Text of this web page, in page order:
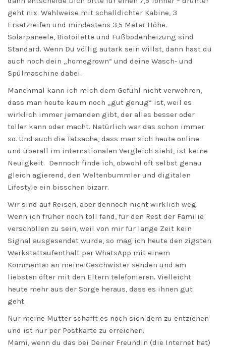
geht nix. Wahlweise mit schalldichter Kabine, 3
Ersatzreifen und mindestens 3,5 Meter Höhe.
Solarpaneele, Biotoilette und Fußbodenheizung sind
Standard. Wenn Du völlig autark sein willst, dann hast du
auch noch dein „homegrown“ und deine Wasch- und
Spülmaschine dabei.
Manchmal kann ich mich dem Gefühl nicht verwehren,
dass man heute kaum noch „gut genug“ ist, weil es
wirklich immer jemanden gibt, der alles besser oder
toller kann oder macht. Natürlich war das schon immer
so. Und auch die Tatsache, dass man sich heute online
und überall im internationalen Vergleich sieht, ist keine
Neuigkeit. Dennoch finde ich, obwohl oft selbst genau
gleich agierend, den Weltenbummler und digitalen
Lifestyle ein bisschen bizarr.
Wir sind auf Reisen, aber dennoch nicht wirklich weg.
Wenn ich früher noch toll fand, für den Rest der Familie
verschollen zu sein, weil von mir für lange Zeit kein
Signal ausgesendet wurde, so mag ich heute den zigsten
Werkstattaufenthalt per WhatsApp mit einem
Kommentar an meine Geschwister senden und am
liebsten öfter mit den Eltern telefonieren. Vielleicht
heute mehr aus der Sorge heraus, dass es ihnen gut
geht.
Nur meine Mutter schafft es noch sich dem zu entziehen
und ist nur per Postkarte zu erreichen.
Mami, wenn du das bei Deiner Freundin (die Internet hat)